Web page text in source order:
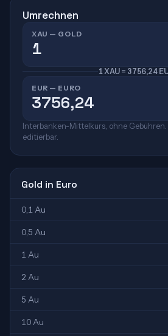
Umrechnen
XAU — GOLD
1 XAU = 3756,24
EUR — EURO
Interbanken-Mittelkurs, ohne Gebühren.
editierbar.
Gold in Euro
0,1 Au
0,5 Au
1 Au
2 Au
5 Au
10 Au